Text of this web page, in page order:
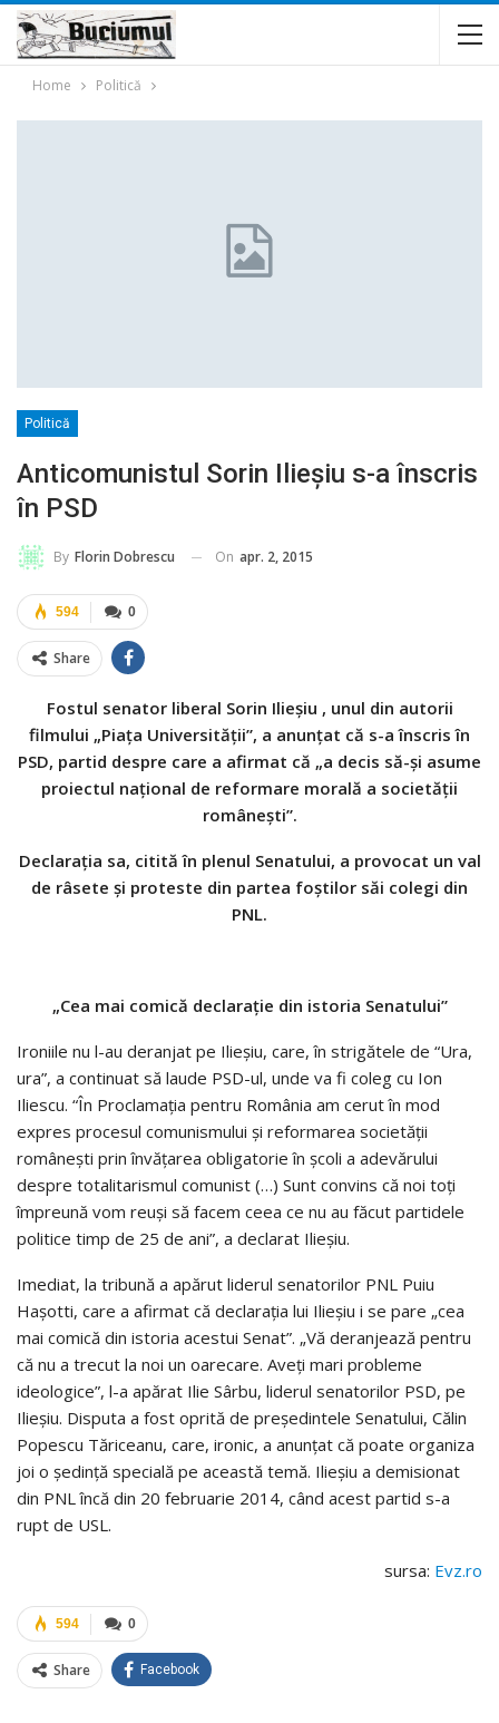
Home Politică
Politică
Anticomunistul Sorin Ilieşiu s-a înscris
în PSD
By Florin Dobrescu On apr. 2, 2015
0
594
Share
Fostul senator liberal Sorin Ilieşiu , unul din autorii
filmului „Piaţa Universităţii”, a anunţat că s-a înscris în
PSD, partid despre care a afirmat că „a decis să-şi asume
proiectul naţional de reformare morală a societăţii
româneşti”.
Declarația sa, citită în plenul Senatului, a provocat un val
de râsete și proteste din partea foştilor săi colegi din
PNL.
„Cea mai comică declarație din istoria Senatului”
Ironiile nu l-au deranjat pe Ilieşiu, care, în strigătele de “Ura,
ura”, a continuat să laude PSD-ul, unde va fi coleg cu Ion
Iliescu. “În Proclamaţia pentru România am cerut în mod
expres procesul comunismului şi reformarea societăţii
româneşti prin învăţarea obligatorie în şcoli a adevărului
despre totalitarismul comunist (…) Sunt convins că noi toți
împreună vom reuși să facem ceea ce nu au făcut partidele
politice timp de 25 de ani”, a declarat Ilieşiu.
Imediat, la tribună a apărut liderul senatorilor PNL Puiu
Haşotti, care a afirmat că declaraţia lui Ilieşiu i se pare „cea
mai comică din istoria acestui Senat”. „Vă deranjează pentru
că nu a trecut la noi un oarecare. Aveți mari probleme
ideologice”, l-a apărat Ilie Sârbu, liderul senatorilor PSD, pe
Ilieşiu. Disputa a fost oprită de preşedintele Senatului, Călin
Popescu Tăriceanu, care, ironic, a anunţat că poate organiza
joi o şedinţă specială pe această temă. Ilieşiu a demisionat
din PNL încă din 20 februarie 2014, când acest partid s-a
rupt de USL.
sursa: Evz.ro
0
594
Share Facebook